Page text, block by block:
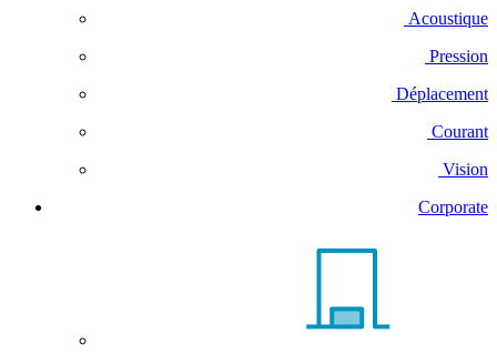
Acoustique
Pression
Déplacement
Courant
Vision
Corporate